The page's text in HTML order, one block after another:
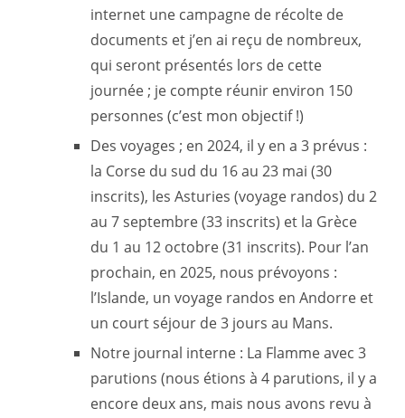
internet une campagne de récolte de
documents et j’en ai reçu de nombreux,
qui seront présentés lors de cette
journée ; je compte réunir environ 150
personnes (c’est mon objectif !)
Des voyages ; en 2024, il y en a 3 prévus :
la Corse du sud du 16 au 23 mai (30
inscrits), les Asturies (voyage randos) du 2
au 7 septembre (33 inscrits) et la Grèce
du 1 au 12 octobre (31 inscrits). Pour l’an
prochain, en 2025, nous prévoyons :
l’Islande, un voyage randos en Andorre et
un court séjour de 3 jours au Mans.
Notre journal interne : La Flamme avec 3
parutions (nous étions à 4 parutions, il y a
encore deux ans, mais nous avons revu à